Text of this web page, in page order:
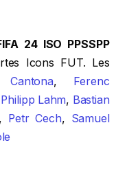
24 ISO PPSSPP
Icons FUT. Les
,
Ferenc
Philipp Lahm, Bastian
, Petr Cech, Samuel